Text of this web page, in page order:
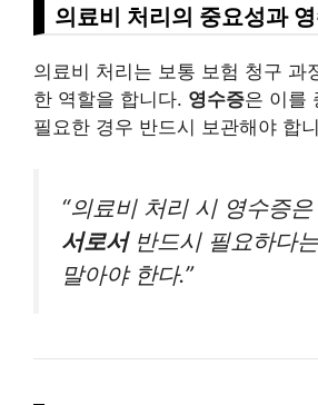
의료비 처리의 중요성과
의료비 처리는 보통 보험 청구 과
한 역할을 합니다. 영수증은 이를
필요한 경우 반드시 보관해야 합
“의료비 처리 시 영수증
서로서반드시 필요하다
말아야 한다.”